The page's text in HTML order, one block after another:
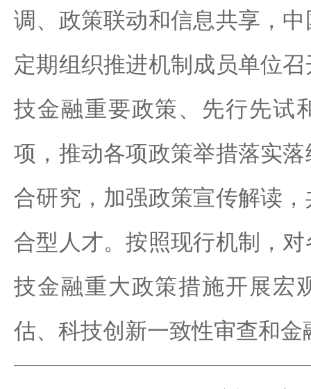
调、政策联动和信息共享，
定期组织推进机制成员单位
技金融重要政策、先行先试
项，推动各项政策举措落实
合研究，加强政策宣传解读
合型人才。按照现行机制，
技金融重大政策措施开展宏
估、科技创新一致性审查和金